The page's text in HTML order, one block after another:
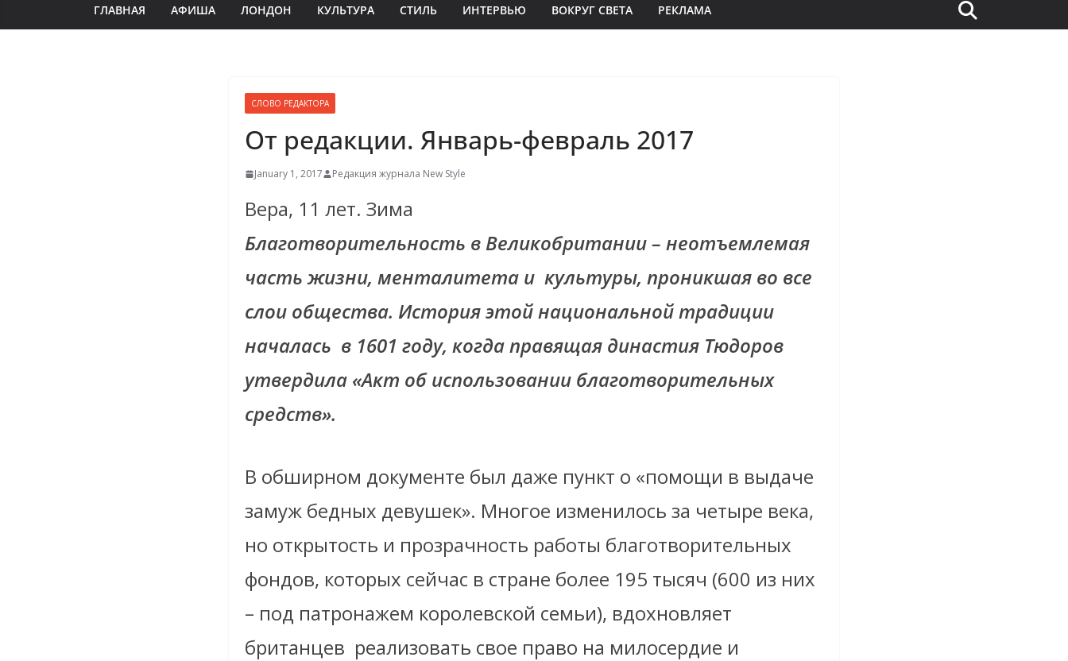
ГЛАВНАЯ АФИША ЛОНДОН КУЛЬТУРА СТИЛЬ ИНТЕРВЬЮ ВОКРУГ СВЕТА РЕКЛАМА
СЛОВО РЕДАКТОРА
От редакции. Январь-февраль 2017
January 1, 2017 Редакция журнала New Style
Вера, 11 лет. Зима
Благотворительность в Великобритании – неотъемлемая
часть жизни, менталитета и культуры, проникшая во все
слои общества. История этой национальной традиции
началась в 1601 году, когда правящая династия Тюдоров
утвердила «Акт об использовании благотворительных
средств».
В обширном документе был даже пункт о «помощи в выдаче
замуж бедных девушек». Многое изменилось за четыре века,
но открытость и прозрачность работы благотворительных
фондов, которых сейчас в стране более 195 тысяч (600 из них
– под патронажем королевской семьи), вдохновляет
британцев реализовать свое право на милосердие и